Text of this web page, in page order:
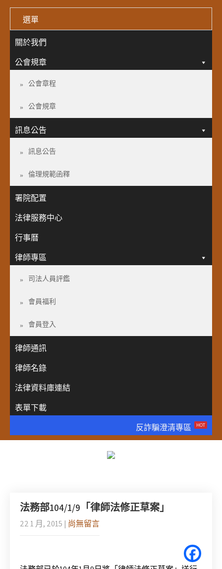
選單
關於我們
公會規章
公會章程
公會規章
訊息公告
訊息公告
倫理規範函釋
署院配置
法律服務中心
行事曆
律師專區
司法人員評鑑
會員福利
會員登入
律師通訊
律師名錄
法律資料庫連結
表單下載
反詐騙澄清專區
HOT
法務部104/1/9「律師法修正草案」
22 1 月, 2015 | 尚無留言